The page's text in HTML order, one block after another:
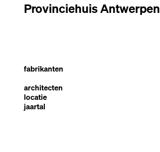
Provinciehuis Antwerpen
fabrikanten
architecten
locatie
jaartal